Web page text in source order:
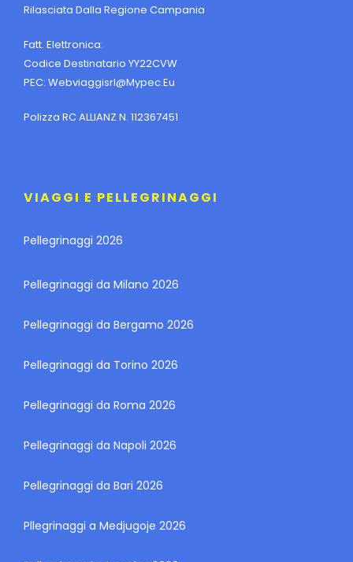
Rilasciata Dalla Regione Campania
Fatt. Elettronica:
Codice Destinatario YY22CVW
PEC: Webviaggisrl@mypec.eu
Polizza RC ALLIANZ N. 112367451
VIAGGI E PELLEGRINAGGI
Pellegrinaggi 2026
Pellegrinaggi da Milano 2026
Pellegrinaggi da Bergamo 2026
Pellegrinaggi da Torino 2026
Pellegrinaggi da Roma 2026
Pellegrinaggi da Napoli 2026
Pellegrinaggi da Bari 2026
Pllegrinaggi a Medjugoje 2026